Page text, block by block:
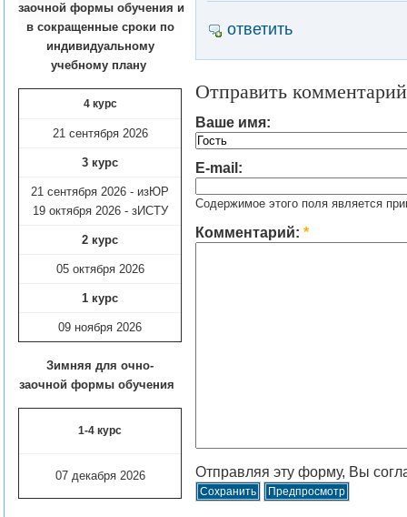
заочной формы обучения и
в сокращенные сроки по
индивидуальному
учебному плану​
4 курс
21 сентября 2026
3 курс
21 сентября 2026 - изЮР
19 октября 2026 - зИСТУ
2 курс
05 октября 2026
1 курс
09 ноября 2026
Зимняя для очно-
заочной формы обучения
1-4 курс
07 декабря 2026
ответить
Отправить комментарий
Ваше имя:
E-mail:
Содержимое этого поля является
Комментарий: *
Отправляя эту форму, Вы